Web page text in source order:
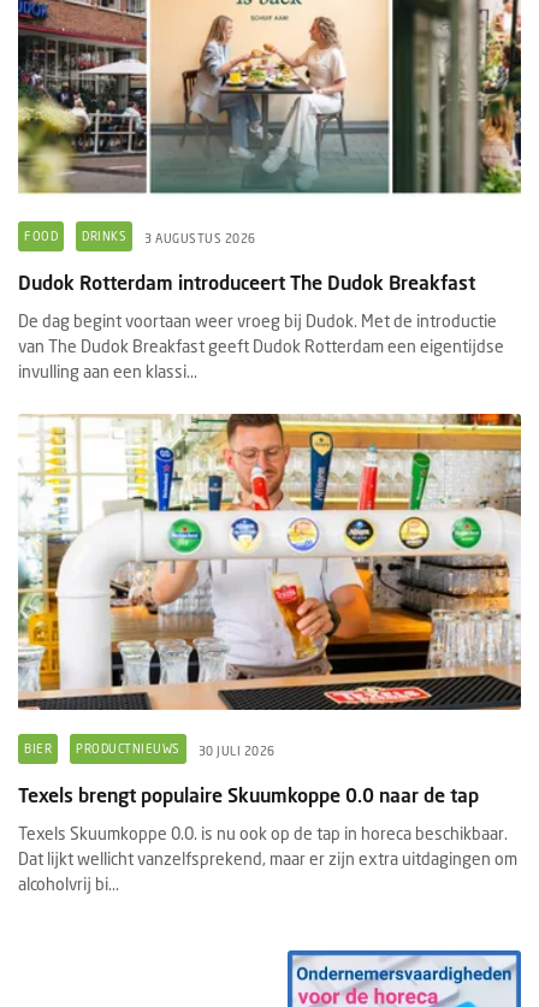
FOOD DRINKS 3 AUGUSTUS 2026
Dudok Rotterdam introduceert The Dudok Breakfast
De dag begint voortaan weer vroeg bij Dudok. Met de introductie
van The Dudok Breakfast geeft Dudok Rotterdam een eigentijdse
invulling aan een klassi...
BIER PRODUCTNIEUWS 30 JULI 2026
Texels brengt populaire Skuumkoppe 0.0 naar de tap
Texels Skuumkoppe 0.0. is nu ook op de tap in horeca beschikbaar.
Dat lijkt wellicht vanzelfsprekend, maar er zijn extra uitdagingen om
alcoholvrij bi...